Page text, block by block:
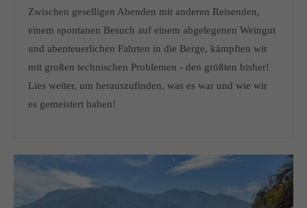
Zwischen geselligen Abenden mit anderen Reisenden,
einem spontanen Besuch auf einem abgelegenen Weingut
und abenteuerlichen Fahrten in die Berge, kämpften wir
mit großen technischen Problemen - den größten bisher!
Lies weiter, um herauszufinden, was es war und wie wir
es gemeistert haben!